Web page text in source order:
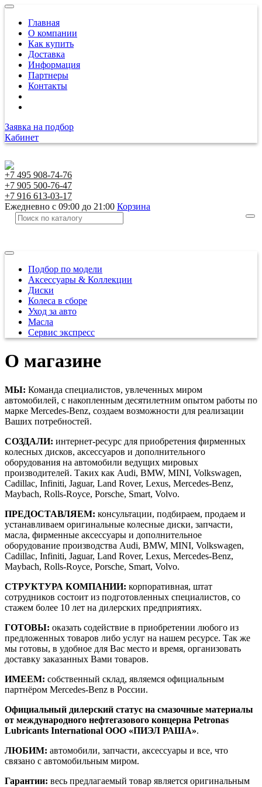
Главная
О компании
Как купить
Доставка
Информация
Партнеры
Контакты
Заявка на подбор
Кабинет
+7 495 908-74-76
+7 905 500-76-47
+7 916 613-03-17
Ежедневно с 09:00 до 21:00 Корзина
Подбор по модели
Аксессуары & Коллекции
Диски
Колеса в сборе
Уход за авто
Масла
Сервис экспресс
О магазине
МЫ: Команда специалистов, увлеченных миром
автомобилей, с накопленным десятилетним опытом работы по
марке Mercedes-Benz, создаем возможности для реализации
Ваших потребностей.
СОЗДАЛИ: интернет-ресурс для приобретения фирменных
колесных дисков, аксессуаров и дополнительного
оборудования на автомобили ведущих мировых
производителей. Таких как Audi, BMW, MINI, Volkswagen,
Cadillac, Infiniti, Jaguar, Land Rover, Lexus, Mercedes-Benz,
Maybach, Rolls-Royce, Porsche, Smart, Volvo.
ПРЕДОСТАВЛЯЕМ: консультации, подбираем, продаем и
устанавливаем оригинальные колесные диски, запчасти,
масла, фирменные аксессуары и дополнительное
оборудование производства Audi, BMW, MINI, Volkswagen,
Cadillac, Infiniti, Jaguar, Land Rover, Lexus, Mercedes-Benz,
Maybach, Rolls-Royce, Porsche, Smart, Volvo.
СТРУКТУРА КОМПАНИИ: корпоративная, штат
сотрудников состоит из подготовленных специалистов, со
стажем более 10 лет на дилерских предприятиях.
ГОТОВЫ: оказать содействие в приобретении любого из
предложенных товаров либо услуг на нашем ресурсе. Так же
мы готовы, в удобное для Вас место и время, организовать
доставку заказанных Вами товаров.
ИМЕЕМ: собственный склад, являемся официальным
партнёром Mercedes-Benz в России.
Официальный дилерский статус на смазочные материалы
от международного нефтегазового концерна Petronas
Lubricants International ООО «ПИЭЛ РАША».
ЛЮБИМ: автомобили, запчасти, аксессуары и все, что
связано с автомобильным миром.
Гарантии: весь предлагаемый товар является оригинальным